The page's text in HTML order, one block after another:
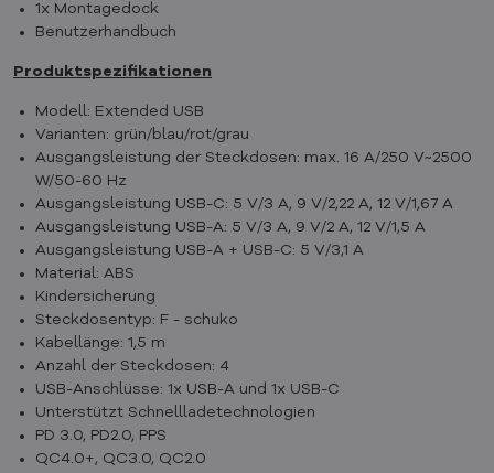
1x Montagedock
Benutzerhandbuch
Produktspezifikationen
Modell: Extended USB
Varianten: grün/blau/rot/grau
Ausgangsleistung der Steckdosen: max. 16 A/250 V~2500
W/50-60 Hz
Ausgangsleistung USB-C: 5 V/3 A, 9 V/2,22 A, 12 V/1,67 A
Ausgangsleistung USB-A: 5 V/3 A, 9 V/2 A, 12 V/1,5 A
Ausgangsleistung USB-A + USB-C: 5 V/3,1 A
Material: ABS
Kindersicherung
Steckdosentyp: F - schuko
Kabellänge: 1,5 m
Anzahl der Steckdosen: 4
USB-Anschlüsse: 1x USB-A und 1x USB-C
Unterstützt Schnellladetechnologien
PD 3.0, PD2.0, PPS
QC4.0+, QC3.0, QC2.0